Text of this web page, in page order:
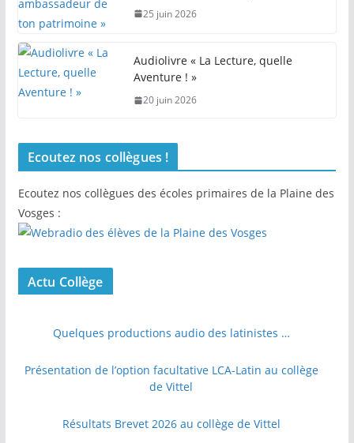
25 juin 2026
Audiolivre « La Lecture, quelle
Aventure ! »
20 juin 2026
Ecoutez nos collègues !
Ecoutez nos collègues des écoles primaires de la Plaine des
Vosges :
Actu Collège
Quelques productions audio des latinistes …
Présentation de l’option facultative LCA-Latin au collège
de Vittel
Résultats Brevet 2026 au collège de Vittel